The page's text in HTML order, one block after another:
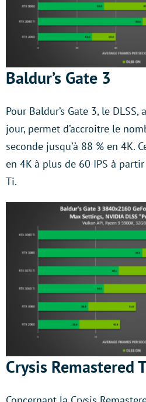
Baldur’s Gate 3
Pour Baldur’s Gate 3, le
jour, permet d’accroitre le
seconde jusqu’à 88 % en 4K.
en 4K à plus de 60 IPS à partir
Ti.
Crysis Remastered